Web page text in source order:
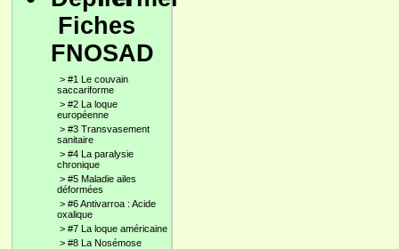
Fiches
FNOSAD
> #1 Le couvain
saccariforme
> #2 La loque
européenne
> #3 Transvasement
sanitaire
> #4 La paralysie
chronique
> #5 Maladie ailes
déformées
> #6 Antivarroa : Acide
oxalique
> #7 La loque américaine
> #8 La Nosémose